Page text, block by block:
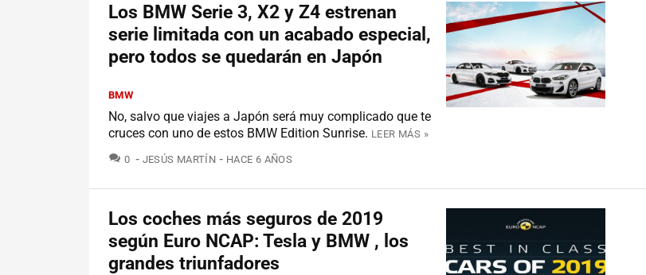
Los BMW Serie 3, X2 y Z4 estrenan
serie limitada con un acabado especial,
pero todos se quedarán en Japón
BMW
No, salvo que viajes a Japón será muy complicado que te
cruces con uno de estos BMW Edition Sunrise. LEER MÁS »
0 COMENTARIOS
JESÚS MARTÍN HACE 6 AÑOS
Los coches más seguros de 2019
según Euro NCAP: Tesla y BMW , los
grandes triunfadores